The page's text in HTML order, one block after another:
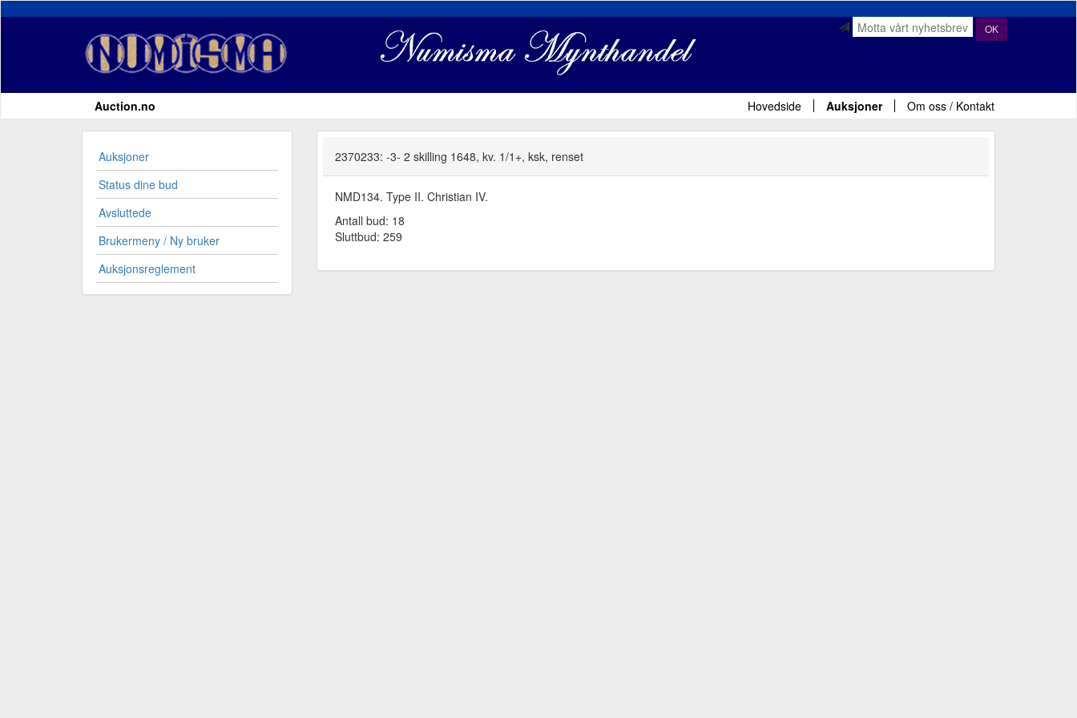
OK
Auction.no Hovedside Auksjoner Om oss / Kontakt
Auksjoner
Status dine bud
Avsluttede
Brukermeny / Ny bruker
Auksjonsreglement
2370233: -3- 2 skilling 1648, kv. 1/1+, ksk, renset
NMD134. Type II. Christian IV.
Antall bud: 18
Sluttbud: 259